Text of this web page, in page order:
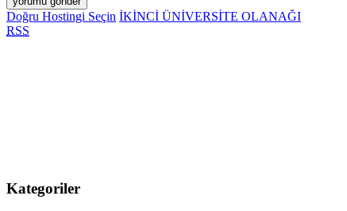
Doğru Hostingi Seçin İKİNCİ ÜNİVERSİTE OLANAĞI
RSS
Kategoriler